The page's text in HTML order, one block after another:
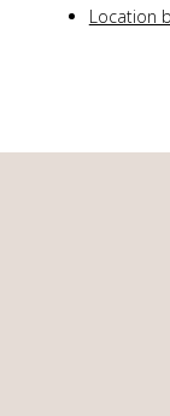
Location